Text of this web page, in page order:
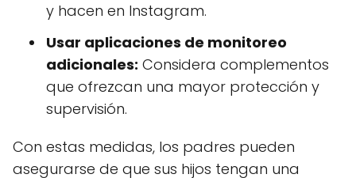
y hacen en Instagram.
Usar aplicaciones de monitoreo
adicionales: Considera complementos
que ofrezcan una mayor protección y
supervisión.
Con estas medidas, los padres pueden
asegurarse de que sus hijos tengan una